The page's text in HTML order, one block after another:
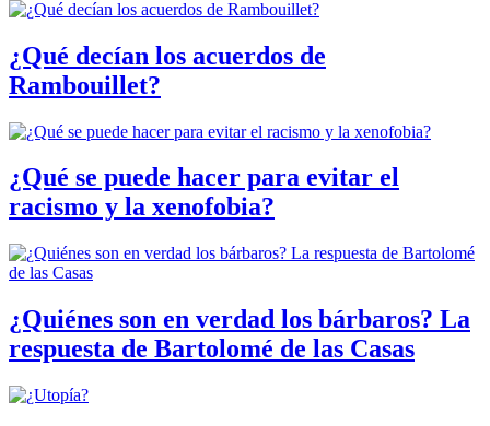
¿Qué decían los acuerdos de
Rambouillet?
¿Qué se puede hacer para evitar el
racismo y la xenofobia?
¿Quiénes son en verdad los bárbaros? La
respuesta de Bartolomé de las Casas